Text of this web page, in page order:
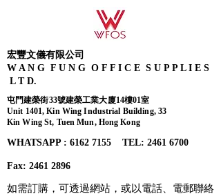
宏豐文儀有限公司
W A N G F U N G O F F I C E S U P P L I E S
L T D.
屯門建榮街33號建榮工業大廈14樓01室
Unit 1401, Kin Wing Industrial Building, 33
Kin Wing St, Tuen Mun, Hong Kong
WHATSAPP : 6162 7155​ TEL: 2461 6700
Fax: 2461 2896
如需訂購，可透過網站，或以電話、電郵聯絡